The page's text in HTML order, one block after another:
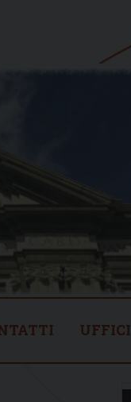
UFFICI